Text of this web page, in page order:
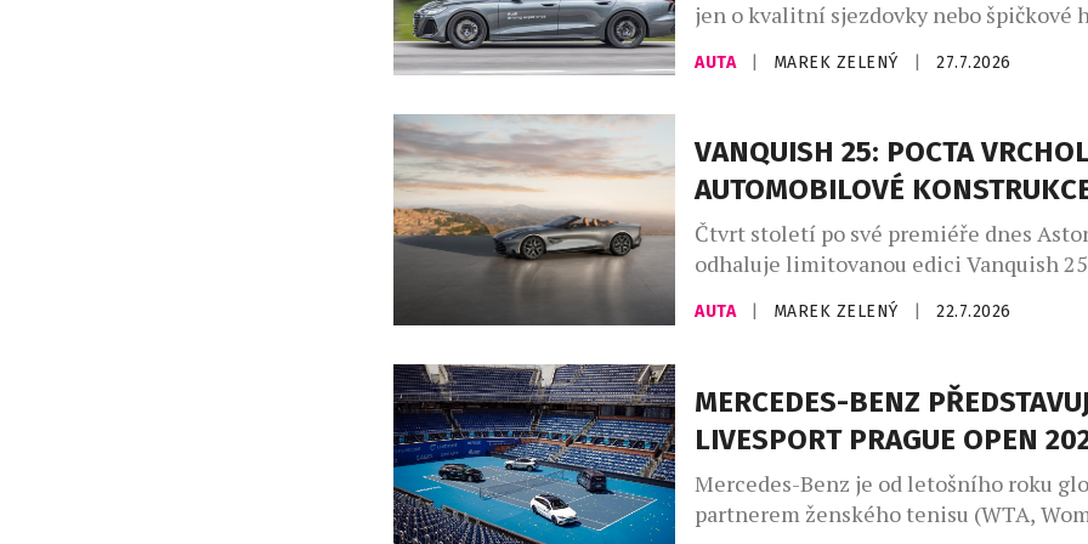
jen o kvalitní sjezdovky nebo špičkové
větší roli hrají značky, které dokážou
charakter místa. Madonna di Campiglio
společností Audi, jež se stala nedílnou
života tohoto prestižního střediska.
nevzniklo pouze z marketingových
Madonna […]
AUTA MAREK ZELENÝ 27.7.2026
VANQUISH 25: POCTA
AUTOMOBILOVÉ
Čtvrt století po své premiéře dnes
odhaluje limitovanou edici Vanquish
poctu třem generacím tohoto slavného
automobilu, vytvořenou zakázkovým
divize zakázkových úprav Q by Aston
uplatňují své bezkonkurenční
vozů na míru a speciálních modelů a
ukázkou je […]
AUTA MAREK ZELENÝ 22.7.2026
MERCEDES-BENZ
LIVESPORT PRAGUE OPEN
Mercedes-Benz je od letošního roku
partnerem ženského tenisu (WTA,